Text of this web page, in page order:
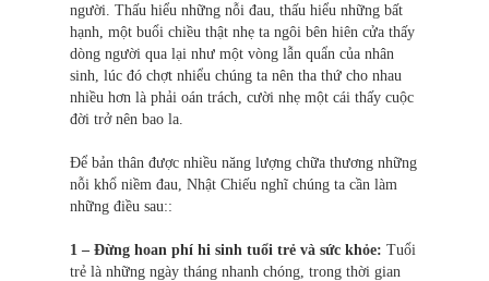
người. Thấu hiểu những nỗi đau, thấu hiểu những bất
hạnh, một buổi chiều thật nhẹ ta ngôi bên hiên cửa thấy
dòng người qua lại như một vòng lẫn quẩn của nhân
sinh, lúc đó chợt nhiểu chúng ta nên tha thứ cho nhau
nhiều hơn là phải oán trách, cười nhẹ một cái thấy cuộc
đời trở nên bao la.
Để bản thân được nhiều năng lượng chữa thương những
nỗi khổ niềm đau, Nhật Chiếu nghĩ chúng ta cần làm
những điều sau::
1 – Đừng hoan phí hi sinh tuổi trẻ và sức khỏe: Tuổi
trẻ là những ngày tháng nhanh chóng, trong thời gian